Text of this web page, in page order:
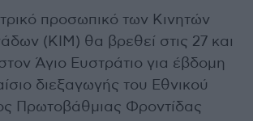
προσωπικό των Κινητών
(ΚΙΜ) θα βρεθεί στις 27 και
Άγιο Ευστράτιο για έβδομη
διεξαγωγής του Εθνικού
Πρωτοβάθμιας Φροντίδας